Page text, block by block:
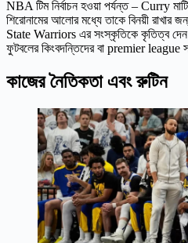
NBA টিম নির্বাচন হওয়া পর্যন্ত – Curry
শিরোনামের আলোর মধ্যে তাকে বিনয়ী রাখার
State Warriors এর সংস্কৃতিকে কৃতিত্ব
ফুটবলের কিংবদন্তিদের বা premier
কাজের নৈতিকতা এবং রুটিন